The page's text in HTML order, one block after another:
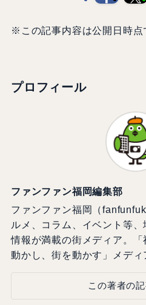
※この記事内容は公開日時点
プロフィール
ファンファン福岡編集部
ファンファン福岡（
ルメ、コラム、イベント等
情報が満載の街メディア。
動かし、街を動かす」メディ
この著者の